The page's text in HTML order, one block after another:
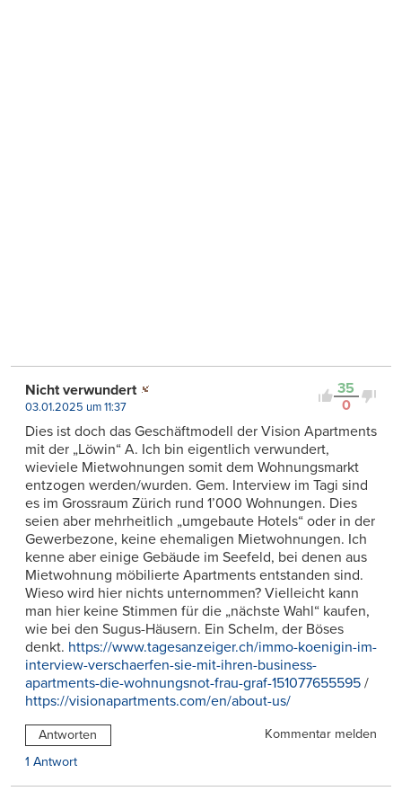
35
0
Nicht verwundert
03.01.2025 um 11:37
Dies ist doch das Geschäftmodell der Vision Apartments
mit der „Löwin“ A. Ich bin eigentlich verwundert,
wieviele Mietwohnungen somit dem Wohnungsmarkt
entzogen werden/wurden. Gem. Interview im Tagi sind
es im Grossraum Zürich rund 1’000 Wohnungen. Dies
seien aber mehrheitlich „umgebaute Hotels“ oder in der
Gewerbezone, keine ehemaligen Mietwohnungen. Ich
kenne aber einige Gebäude im Seefeld, bei denen aus
Mietwohnung möbilierte Apartments entstanden sind.
Wieso wird hier nichts unternommen? Vielleicht kann
man hier keine Stimmen für die „nächste Wahl“ kaufen,
wie bei den Sugus-Häusern. Ein Schelm, der Böses
denkt. https://www.tagesanzeiger.ch/immo-koenigin-im-
interview-verschaerfen-sie-mit-ihren-business-
apartments-die-wohnungsnot-frau-graf-151077655595 /
https://visionapartments.com/en/about-us/
Antworten
Kommentar melden
1 Antwort